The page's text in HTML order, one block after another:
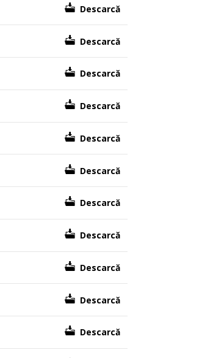
Descarcă
Descarcă
Descarcă
Descarcă
Descarcă
Descarcă
Descarcă
Descarcă
Descarcă
Descarcă
Descarcă